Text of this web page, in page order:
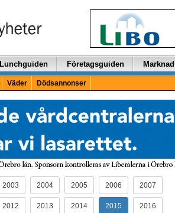
Lunchguiden Företagsguiden Marknad
Väder Dödsannonser
2003 2004 2005 2006 2007
2012 2013 2014 2015 2016